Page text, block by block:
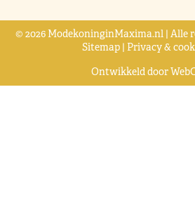
© 2026 ModekoninginMaxima.nl | Alle
Sitemap | Privacy &
Ontwikkeld door